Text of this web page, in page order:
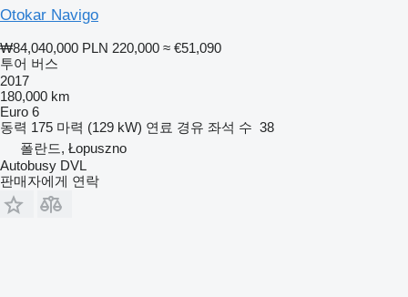
Otokar Navigo
₩84,040,000 PLN 220,000 ≈ €51,090
투어 버스
2017
180,000 km
Euro 6
동력 175 마력 (129 kW) 연료 경유 좌석 수 38
폴란드, Łopuszno
Autobusy DVL
판매자에게 연락